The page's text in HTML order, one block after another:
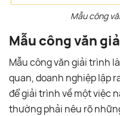
Mẫu công
Mẫu công văn
Mẫu công văn giải trình
quan, doanh nghiệp lập
để giải trình về một việc
thường phải nêu rõ